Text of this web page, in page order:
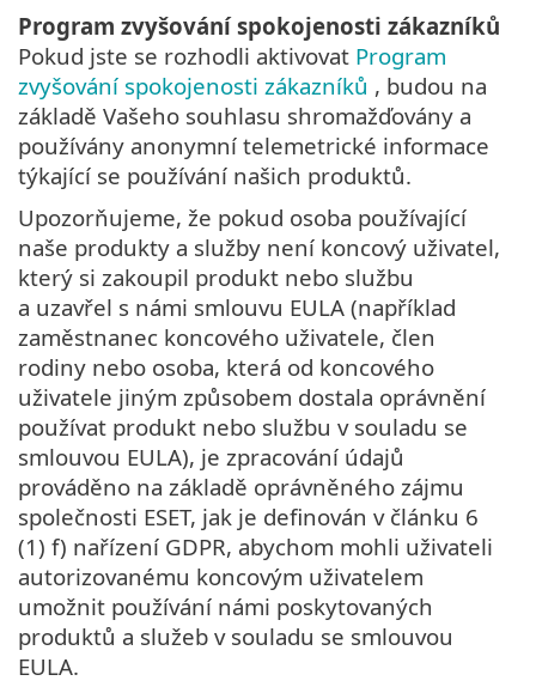
Program zvyšování spokojenosti zákazníků
Pokud jste se rozhodli aktivovat Program
zvyšování spokojenosti zákazníků , budou na
základě Vašeho souhlasu shromažďovány a
používány anonymní telemetrické informace
týkající se používání našich produktů.
Upozorňujeme, že pokud osoba používající
naše produkty a služby není koncový uživatel,
který si zakoupil produkt nebo službu
a uzavřel s námi smlouvu EULA (například
zaměstnanec koncového uživatele, člen
rodiny nebo osoba, která od koncového
uživatele jiným způsobem dostala oprávnění
používat produkt nebo službu v souladu se
smlouvou EULA), je zpracování údajů
prováděno na základě oprávněného zájmu
společnosti ESET, jak je definován v článku 6
(1) f) nařízení GDPR, abychom mohli uživateli
autorizovanému koncovým uživatelem
umožnit používání námi poskytovaných
produktů a služeb v souladu se smlouvou
EULA.